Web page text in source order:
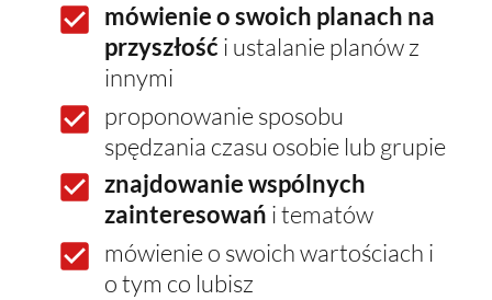
mówienie o swoich planach na
przyszłość i ustalanie planów z
innymi
proponowanie sposobu
spędzania czasu osobie lub grupie
znajdowanie wspólnych
zainteresowań i tematów
mówienie o swoich wartościach i
o tym co lubisz